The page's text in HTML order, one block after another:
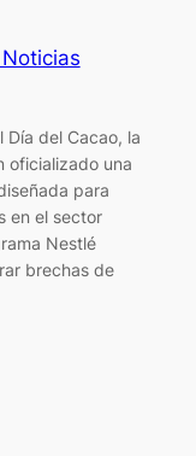
Día del Cacao, la
oficializado una
para
en el sector
Nestlé
brechas de